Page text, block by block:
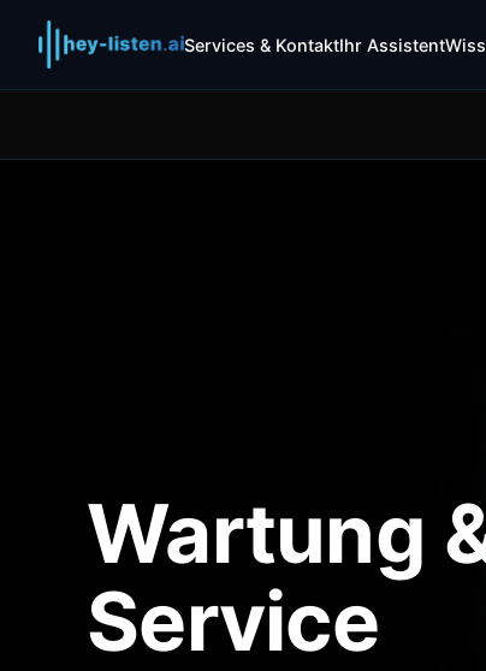
Services & KontaktIhr Assistent
Wartung
Service